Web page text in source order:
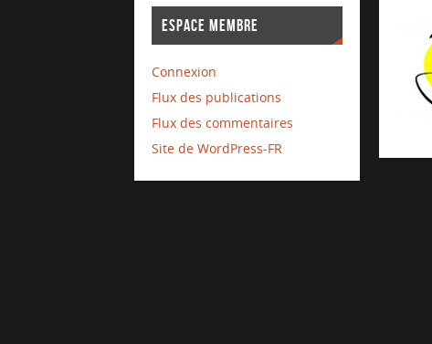
ESPACE MEMBRE
Connexion
Flux des publications
Flux des commentaires
Site de WordPress-FR